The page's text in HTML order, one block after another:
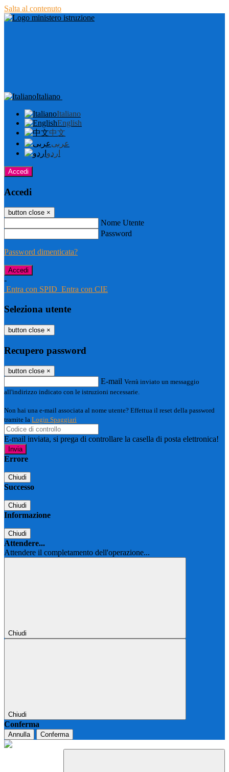
Salta al contenuto
Italiano
Italiano
English
中文
عربى
اردو
Accedi
Accedi
button close ×
Nome Utente
Password
Password dimenticata?
-
Entra con SPID Entra con CIE
Seleziona utente
button close ×
Recupero password
button close ×
E-mail Verrà inviato un messaggio
all'indirizzo indicato con le istruzioni necessarie.
Non hai una e-mail associata al nome utente? Effettua il reset della password
tramite la Login Spaggiari
E-mail inviata, si prega di controllare la casella di posta elettronica!
Errore
Chiudi
Successo
Chiudi
Informazione
Chiudi
Attendere...
Attendere il completamento dell'operazione...
Chiudi
Chiudi
Conferma
Annulla Conferma